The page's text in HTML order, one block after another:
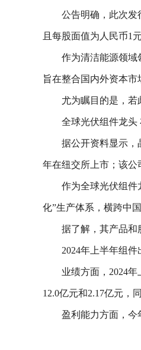
公告明确，此次发
且每股面值为人民币1
作为清洁能源领域
旨在整合国内外资本市
尤为瞩目的是，若
全球光伏组件龙头
据公开资料显示，
年在纽交所上市；该公
作为全球光伏组件
化”生产体系，横跨中
据了解，其产品和
2024年上半年组件
业绩方面，2024
12.0亿元和2.17亿元，
盈利能力方面，今